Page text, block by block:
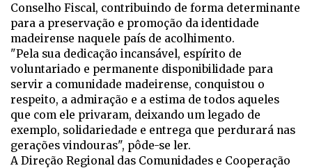
Conselho Fiscal, contribuindo de forma determinante
para a preservação e promoção da identidade
madeirense naquele país de acolhimento.
"Pela sua dedicação incansável, espírito de
voluntariado e permanente disponibilidade para
servir a comunidade madeirense, conquistou o
respeito, a admiração e a estima de todos aqueles
que com ele privaram, deixando um legado de
exemplo, solidariedade e entrega que perdurará nas
gerações vindouras", pôde-se ler.
A Direção Regional das Comunidades e Cooperação